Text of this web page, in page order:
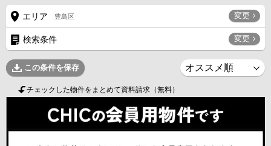
エリア 豊島区 変更
検索条件 変更
この条件を保存
チェックした物件をまとめて資料請求（無料）